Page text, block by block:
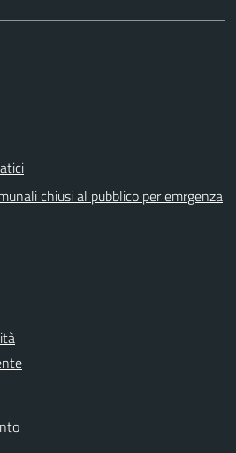
chiusi al pubblico per emrgenza